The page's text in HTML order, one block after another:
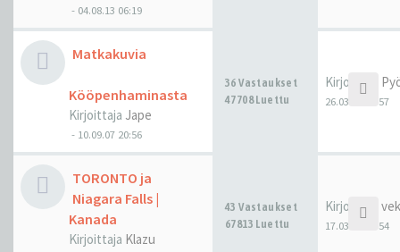
- 04.08.13 06:19
Matkakuvia
Kööpenhaminasta
Kirjoittaja Jape
- 10.09.07 20:56
36 Vastaukset
47708 Luettu
Kirjoittaja
26.03.17 15:57
TORONTO ja
Niagara Falls |
Kanada
Kirjoittaja Klazu
43 Vastaukset
67813 Luettu
Kirjoittaja
17.03.17 20:54